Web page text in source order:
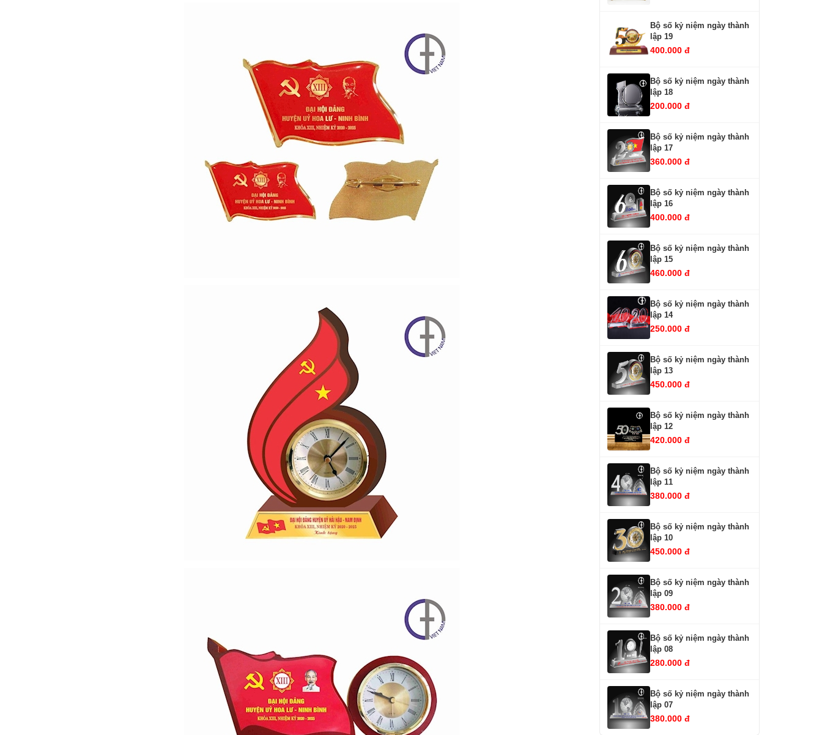
Bộ số kỷ niệm ngày thành
lập 19
400.000 đ
Bộ số kỷ niệm ngày thành
lập 18
200.000 đ
Bộ số kỷ niệm ngày thành
lập 17
360.000 đ
Bộ số kỷ niệm ngày thành
lập 16
400.000 đ
Bộ số kỷ niệm ngày thành
lập 15
460.000 đ
Bộ số kỷ niệm ngày thành
lập 14
250.000 đ
Bộ số kỷ niệm ngày thành
lập 13
450.000 đ
Bộ số kỷ niệm ngày thành
lập 12
420.000 đ
Bộ số kỷ niệm ngày thành
lập 11
380.000 đ
Bộ số kỷ niệm ngày thành
lập 10
450.000 đ
Bộ số kỷ niệm ngày thành
lập 09
380.000 đ
Bộ số kỷ niệm ngày thành
lập 08
280.000 đ
Bộ số kỷ niệm ngày thành
lập 07
380.000 đ